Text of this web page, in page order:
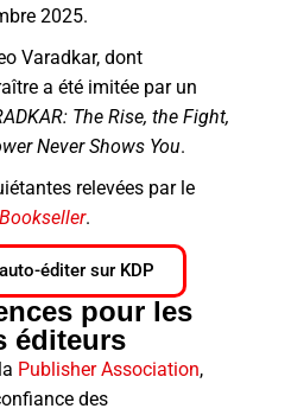
2025.
Varadkar, dont
a été imitée par un
The Rise, the Fight,
Never Shows You.
relevées par le
.
éditer sur KDP
pour les
éditeurs
Publisher Association,
des